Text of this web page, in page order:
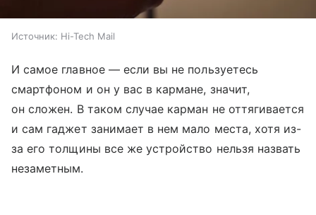
Источник: Hi-Tech Mail
И самое главное — если вы не пользуетесь
смартфоном и он у вас в кармане, значит,
он сложен. В таком случае карман не оттягивается
и сам гаджет занимает в нем мало места, хотя из-
за его толщины все же устройство нельзя назвать
незаметным.